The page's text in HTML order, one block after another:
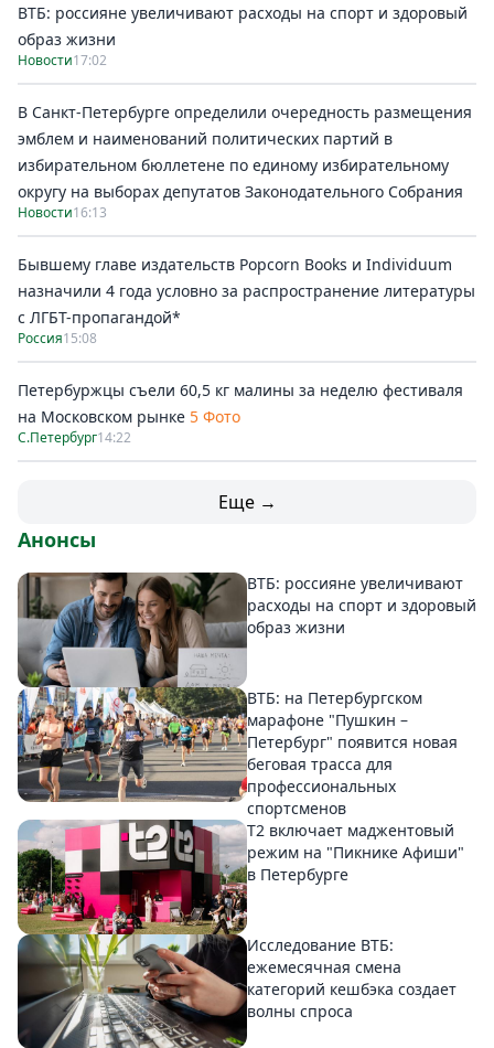
ВТБ: россияне увеличивают расходы на спорт и здоровый
образ жизни
Новости17:02
В Санкт-Петербурге определили очередность размещения
эмблем и наименований политических партий в
избирательном бюллетене по единому избирательному
округу на выборах депутатов Законодательного Собрания
Новости16:13
Бывшему главе издательств Popcorn Books и Individuum
назначили 4 года условно за распространение литературы
с ЛГБТ-пропагандой*
Россия15:08
Петербуржцы съели 60,5 кг малины за неделю фестиваля
на Московском рынке 5 Фото
С.Петербург14:22
Еще →
Анонсы
ВТБ: россияне увеличивают
расходы на спорт и здоровый
образ жизни
ВТБ: на Петербургском
марафоне "Пушкин –
Петербург" появится новая
беговая трасса для
профессиональных
спортсменов
Т2 включает маджентовый
режим на "Пикнике Афиши"
в Петербурге
Исследование ВТБ:
ежемесячная смена
категорий кешбэка создает
волны спроса